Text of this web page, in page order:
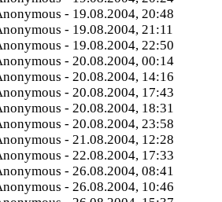
- 19.08.2004, 20:48
- 19.08.2004, 21:11
- 19.08.2004, 22:50
- 20.08.2004, 00:14
- 20.08.2004, 14:16
- 20.08.2004, 17:43
- 20.08.2004, 18:31
- 20.08.2004, 23:58
- 21.08.2004, 12:28
- 22.08.2004, 17:33
- 26.08.2004, 08:41
- 26.08.2004, 10:46